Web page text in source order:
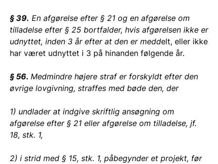
§ 39. En afgørelse efter § 21 og en afgørelse om
tilladelse efter § 25 bortfalder, hvis afgørelsen ikke er
udnyttet, inden 3 år efter at den er meddelt, eller ikke
har været udnyttet i 3 på hinanden følgende år.
§ 56. Medmindre højere straf er forskyldt efter den
øvrige lovgivning, straffes med bøde den, der
1) undlader at indgive skriftlig ansøgning om
afgørelse efter § 21 eller afgørelse om tilladelse, jf.
18, stk. 1,
2) i strid med § 15, stk. 1, påbegynder et projekt, før